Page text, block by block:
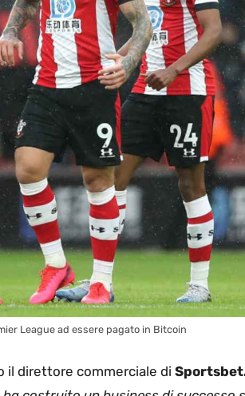
il direttore commerciale di
costruito un business di successo